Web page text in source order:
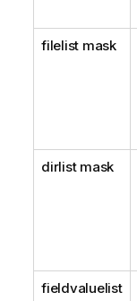
filelist mask
dirlist mask
fieldvaluelist